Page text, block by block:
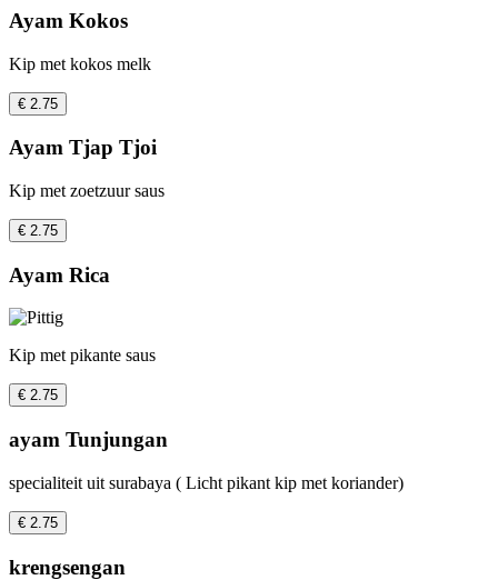
Ayam Kokos
Kip met kokos melk
€ 2.75
Ayam Tjap Tjoi
Kip met zoetzuur saus
€ 2.75
Ayam Rica
Kip met pikante saus
€ 2.75
ayam Tunjungan
specialiteit uit surabaya ( Licht pikant kip met koriander)
€ 2.75
krengsengan